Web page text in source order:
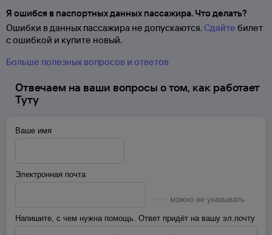
Я ошибся в паспортных данных пассажира. Что делать?
Ошибки в данных пассажира не допускаются. Сдайте билет
с ошибкой и купите новый.
Больше полезных вопросов и ответов
Отвечаем на ваши вопросы о том, как работает
Туту
Ваше имя
Электронная почта
можно не указывать
Напишите, с чем нужна помощь. Ответ придёт на вашу эл.почту